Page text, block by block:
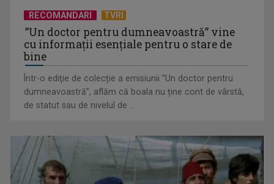
EVENIMENT ESTIVAL - Taberele ARC – Acolo unde începe
ACASĂ
RECOMANDARI TVRI
”Un doctor pentru dumneavoastră” vine
cu informații esențiale pentru o stare de
bine
Într-o ediţie de colecție a emisiunii ”Un doctor pentru
dumneavoastră”, aflăm că boala nu ține cont de vârstă,
de statut sau de nivelul de ...